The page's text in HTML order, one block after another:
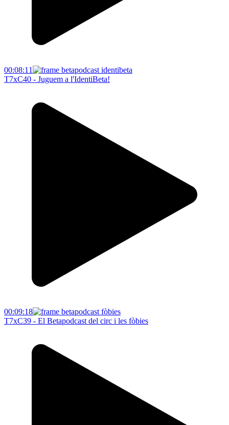
00:08:11
T7xC40 - Juguem a l'IdentiBeta!
00:09:18
T7xC39 - El Betapodcast del circ i les fòbies